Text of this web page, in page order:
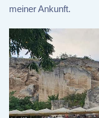
meiner Ankunft.